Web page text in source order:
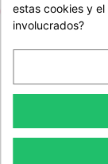
ETIQUETAS:
#Con 1 Niñ@
estas cookies y
involucrados?